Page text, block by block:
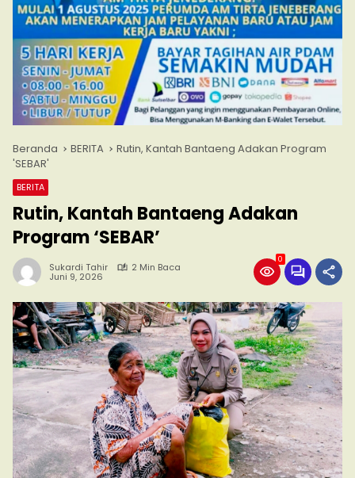
Beranda BERITA
Rutin, Kantah Bantaeng Adakan Program
'SEBAR'
BERITA
Rutin, Kantah Bantaeng Adakan
Program ‘SEBAR’
Sukardi Tahir 2 Min Baca
Juni 9, 2026
0